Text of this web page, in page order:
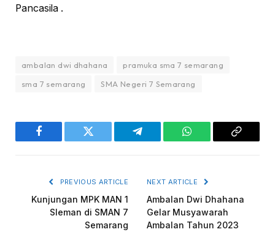
Pancasila .
ambalan dwi dhahana
pramuka sma 7 semarang
sma 7 semarang
SMA Negeri 7 Semarang
Facebook Twitter Telegram WhatsAppCopy
PREVIOUS ARTICLE
Kunjungan MPK MAN 1
Sleman di SMAN 7
Semarang
NEXT ARTICLE
Ambalan Dwi Dhahana
Gelar Musyawarah
Ambalan Tahun 2023